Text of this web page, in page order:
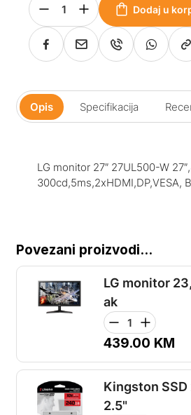
Dodaj u
Opis Specifikacija
LG monitor 27″ 27UL500-W
300cd,5ms,2xHDMI,DP,VESA,
Povezani proizvodi...
LG monitor
ak
439.00 KM
Kingston
2.5"